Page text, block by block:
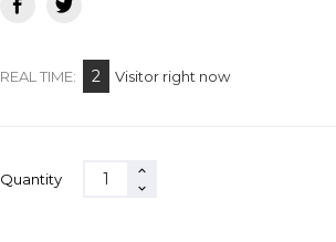
REAL TIME: 2 Visitor right now
Quantity